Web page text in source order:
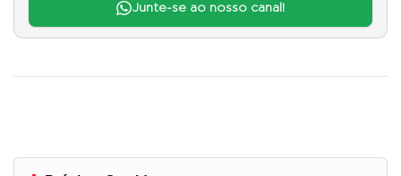
Junte-se ao nosso canal!